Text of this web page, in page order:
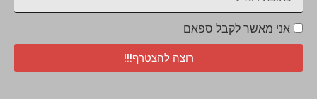
אני מאשר לקבל ספאם
רוצה להצטרף!!!